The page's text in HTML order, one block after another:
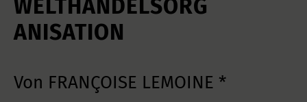
WELTHANDELSORG
ANISATION
Von FRANÇOISE LEMOINE *